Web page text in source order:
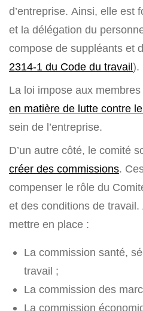
d’entreprise. Ainsi, elle est
et la délégation du
compose de suppléants et
2314-1 du Code du travail).
La loi impose aux
en matière de lutte contre
sein de l’entreprise.
D’un autre côté, le comité
créer des commissions.
compenser le rôle du
et des conditions de
mettre en place :
La commission santé,
travail ;
La commission des
La commission